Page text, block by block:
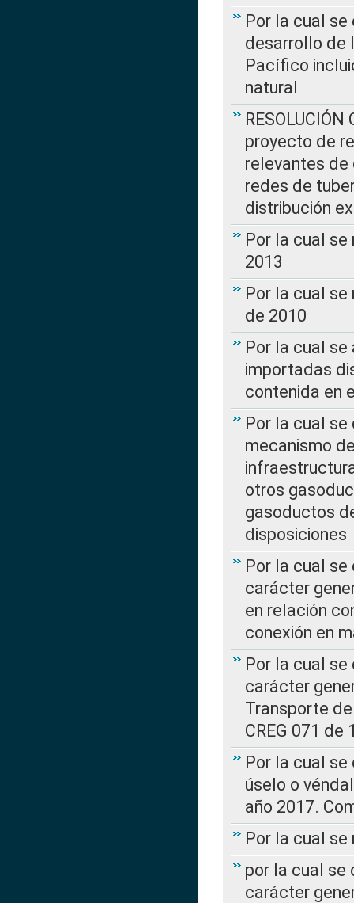
Por la cual
desarrollo de
Pacífico
natural
proyecto de
relevantes de
redes de
distribución
Por la cual se
2013
Por la cual se
de 2010
Por la cual
importadas
contenida en
Por la cual se
mecanismo
otros
gasoductos
disposiciones
Por la cual
carácter
en relación
conexión en
Por la cual
carácter
Transporte
CREG 071 de
Por la cual
úselo o
año 2017.
Por la cual se
por la cual se
carácter